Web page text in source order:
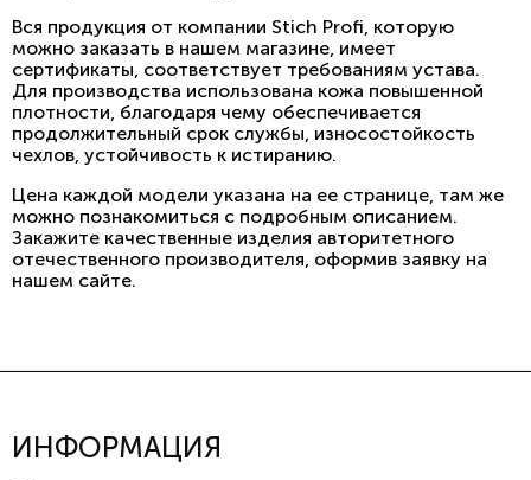
Вся продукция от компании Stich Profi, которую
можно заказать в нашем магазине, имеет
сертификаты, соответствует требованиям устава.
Для производства использована кожа повышенной
плотности, благодаря чему обеспечивается
продолжительный срок службы, износостойкость
чехлов, устойчивость к истиранию.
Цена каждой модели указана на ее странице, там же
можно познакомиться с подробным описанием.
Закажите качественные изделия авторитетного
отечественного производителя, оформив заявку на
нашем сайте.
ИНФОРМАЦИЯ